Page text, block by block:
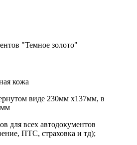
"Темное золото"
кожа
виде 230мм х137мм, в
для всех автодокументов
ПТС, страховка и тд);